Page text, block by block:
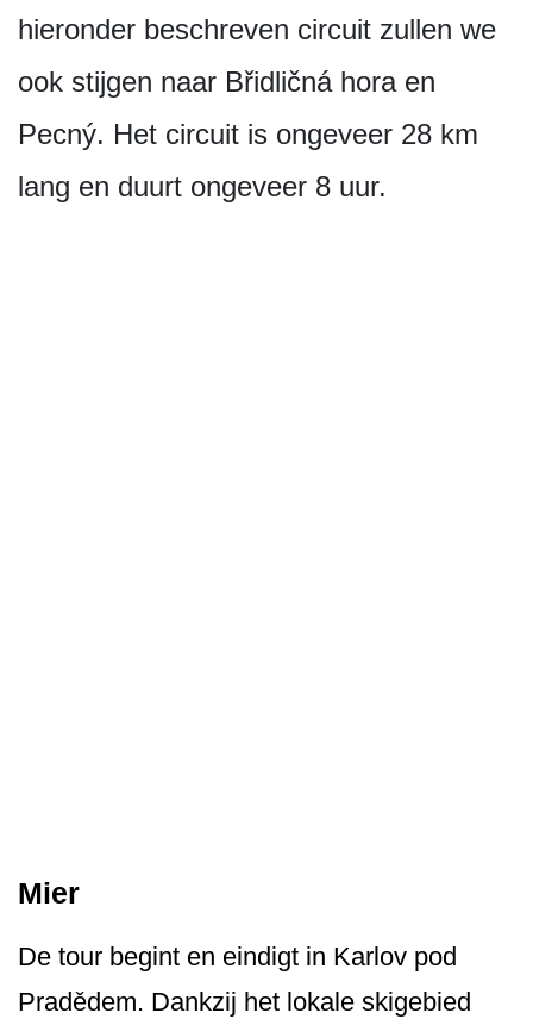
hieronder beschreven circuit zullen we
ook stijgen naar Břidličná hora en
Pecný. Het circuit is ongeveer 28 km
lang en duurt ongeveer 8 uur.
Mier
De tour begint en eindigt in Karlov pod
Pradědem. Dankzij het lokale skigebied